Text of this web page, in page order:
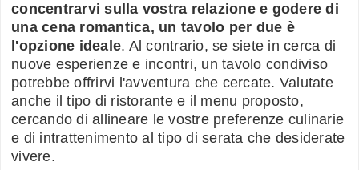
concentrarvi sulla vostra relazione e godere di
una cena romantica, un tavolo per due è
l'opzione ideale. Al contrario, se siete in cerca di
nuove esperienze e incontri, un tavolo condiviso
potrebbe offrirvi l'avventura che cercate. Valutate
anche il tipo di ristorante e il menu proposto,
cercando di allineare le vostre preferenze culinarie
e di intrattenimento al tipo di serata che desiderate
vivere.